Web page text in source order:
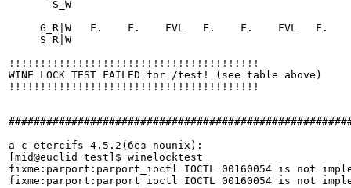
!!!!!!!!!!!!!!!!!!!!!!!!!!!!!!!!!!!!!!!!
WINE LOCK TEST FAILED for /test! (see table above)
!!!!!!!!!!!!!!!!!!!!!!!!!!!!!!!!!!!!!!!!
a c etercifs 4.5.2(без nounix):
[mid@euclid test]$ winelocktest
fixme:parport:parport_ioctl IOCTL 00160054 is not
fixme:parport:parport_ioctl IOCTL 00160054 is not